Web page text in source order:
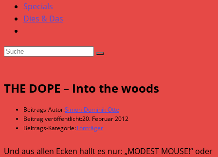
Specials
Dies & Das
THE DOPE – Into the woods
Beitrags-Autor:Simon-Dominik Otte
Beitrag veröffentlicht:20. Februar 2012
Beitrags-Kategorie:Tonträger
Und aus allen Ecken hallt es nur: „MODEST MOUSE!“ oder